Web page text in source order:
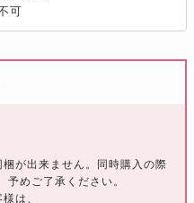
可
が出来ません。同時購入の際
めご了承ください。
は、